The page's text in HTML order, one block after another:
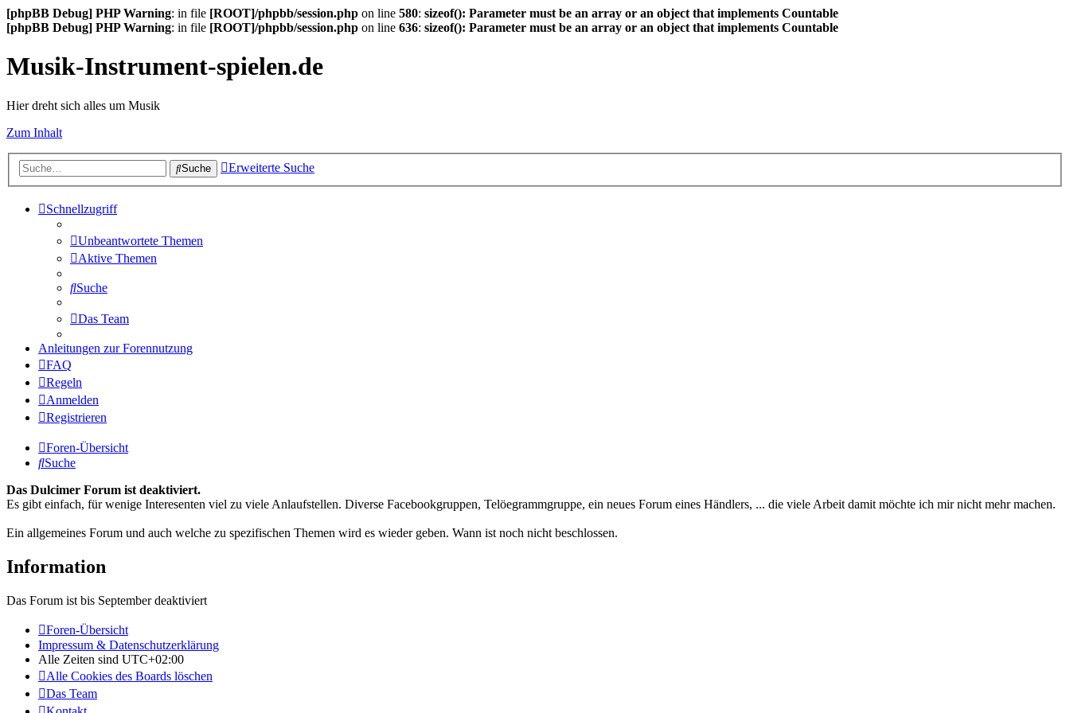
[phpBB Debug] PHP Warning: in file [ROOT]/phpbb/session.php on line 580: sizeof(): Parameter must be an array or an object that implements Countable
[phpBB Debug] PHP Warning: in file [ROOT]/phpbb/session.php on line 636: sizeof(): Parameter must be an array or an object that implements Countable
Musik-Instrument-spielen.de
Hier dreht sich alles um Musik
Zum Inhalt
Suche Erweiterte Suche
Schnellzugriff
Unbeantwortete Themen
Aktive Themen
Suche
Das Team
Anleitungen zur Forennutzung
FAQ
Regeln
Anmelden
Registrieren
Foren-Übersicht
Suche
Das Dulcimer Forum ist deaktiviert.
Es gibt einfach, für wenige Interesenten viel zu viele Anlaufstellen. Diverse Facebookgruppen, Telöegrammgruppe, ein neues Forum eines Händlers, ... die viele Arbeit damit möchte ich mir nicht mehr machen.
Ein allgemeines Forum und auch welche zu spezifischen Themen wird es wieder geben. Wann ist noch nicht beschlossen.
Information
Das Forum ist bis September deaktiviert
Foren-Übersicht
Impressum & Datenschutzerklärung
Alle Zeiten sind UTC+02:00
Alle Cookies des Boards löschen
Das Team